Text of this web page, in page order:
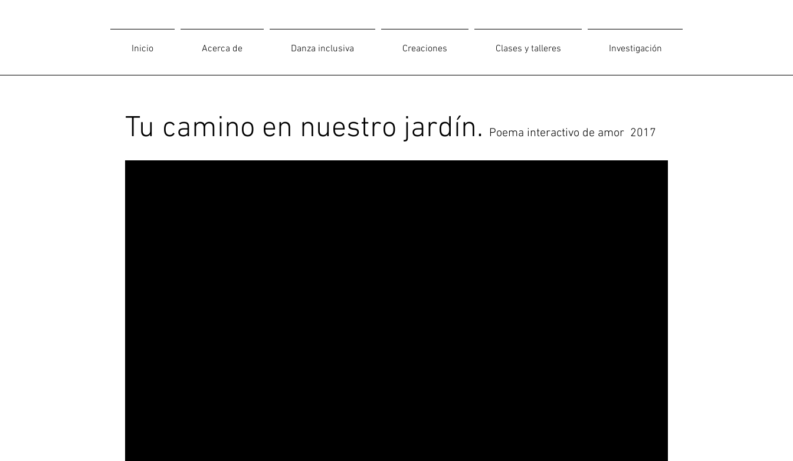
Inicio Acerca de Danza inclusiva Creaciones Clases y talleres Investigación
Tu camino en nuestro jardín. Poema interactivo de amor 2017